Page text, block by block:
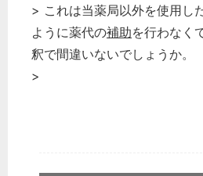
> これは当薬局以外を使用し
ように薬代の補助を行わなく
釈で間違いないでしょうか。
>